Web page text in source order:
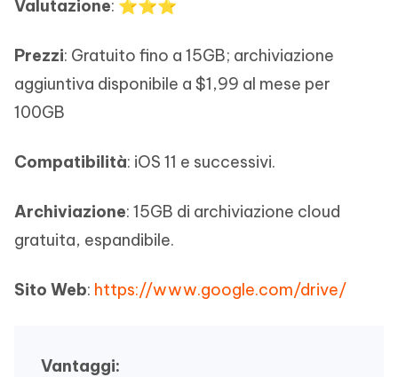
Valutazione: ⭐⭐⭐
Prezzi: Gratuito fino a 15GB; archiviazione
aggiuntiva disponibile a $1,99 al mese per
100GB
Compatibilità: iOS 11 e successivi.
Archiviazione: 15GB di archiviazione cloud
gratuita, espandibile.
Sito Web: https://www.google.com/drive/
Vantaggi: